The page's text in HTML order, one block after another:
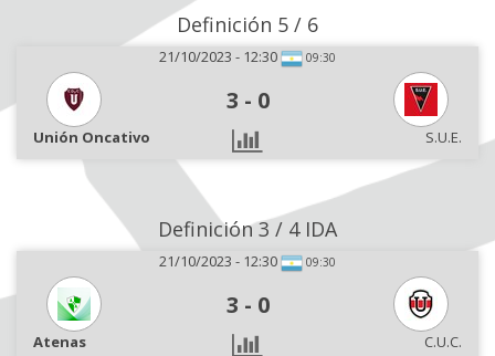
Definición 5 / 6
21/10/2023 - 12:30 09:30
3 - 0
Unión Oncativo S.U.E.
Definición 3 / 4 IDA
21/10/2023 - 12:30 09:30
3 - 0
Atenas C.U.C.